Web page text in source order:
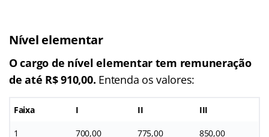
Nível elementar
O cargo de nível elementar tem remuneração
de até R$ 910,00. Entenda os valores:
Faixa I II III
1 700,00 775,00 850,00